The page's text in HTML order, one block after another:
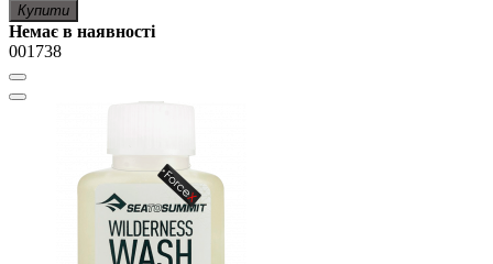
Купити
Немає в наявності
001738